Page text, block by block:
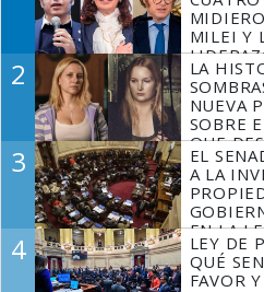
MILEI Y
2
LA
NUEVA
SOBRE
QUE
MARIDO
3
EL
A LA
EN LA
FUEGO
4
LEY DE
QUÉ
FAVOR